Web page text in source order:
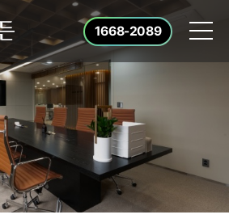
1668-2089